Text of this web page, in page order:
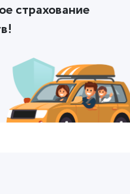
страхование